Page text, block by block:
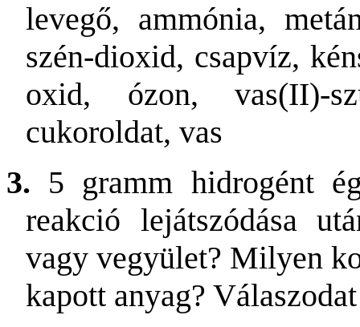
levegő, ammónia,
szén-dioxid, csapvíz,
oxid, ózon, vas(II)-
cukoroldat, vas
3. 5 gramm hidrogént
reakció lejátszódása
vagy vegyület? Milyen
kapott anyag?